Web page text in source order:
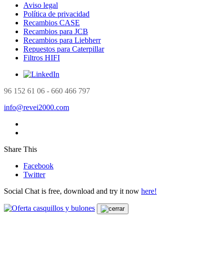
Aviso legal
Política de privacidad
Recambios CASE
Recambios para JCB
Recambios para Liebherr
Repuestos para Caterpillar
Filtros HIFI
96 152 61 06 - 660 466 797
info@revei2000.com
Share This
Facebook
Twitter
Social Chat is free, download and try it now here!